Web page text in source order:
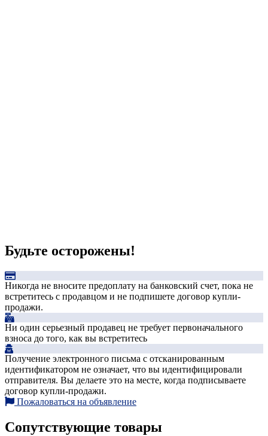
Будьте осторожены!
Никогда не вносите предоплату на банковский счет, пока не
встретитесь с продавцом и не подпишете договор купли-
продажи.
Ни один серьезный продавец не требует первоначального
взноса до того, как вы встретитесь
Получение электронного письма с отсканированным
идентификатором не означает, что вы идентифицировали
отправителя. Вы делаете это на месте, когда подписываете
договор купли-продажи.
Пожаловаться на объявление
Сопутствующие товары